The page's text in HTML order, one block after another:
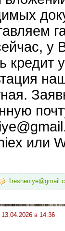
у
кредит
или
13.04.2026 в 14:36